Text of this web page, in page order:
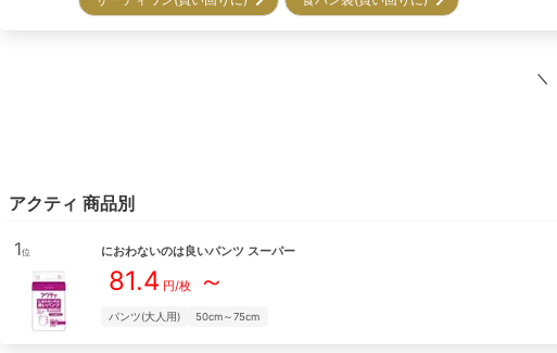
＼
アクティ 商品別
1位 におわないのは良いパンツ スーパー
81.4 円/枚～
パンツ(大人用) 50cm～75cm